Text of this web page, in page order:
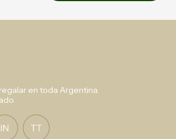
en toda Argentina.